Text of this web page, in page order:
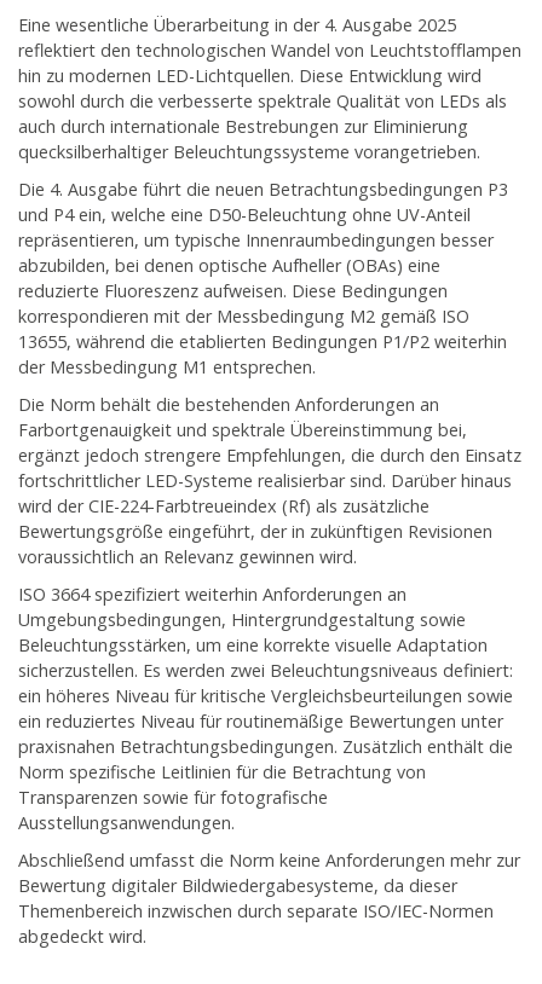
Eine wesentliche Überarbeitung in der 4. Ausgabe 2025
reflektiert den technologischen Wandel von Leuchtstofflampen
hin zu modernen LED-Lichtquellen. Diese Entwicklung wird
sowohl durch die verbesserte spektrale Qualität von LEDs als
auch durch internationale Bestrebungen zur Eliminierung
quecksilberhaltiger Beleuchtungssysteme vorangetrieben.
Die 4. Ausgabe führt die neuen Betrachtungsbedingungen P3
und P4 ein, welche eine D50-Beleuchtung ohne UV-Anteil
repräsentieren, um typische Innenraumbedingungen besser
abzubilden, bei denen optische Aufheller (OBAs) eine
reduzierte Fluoreszenz aufweisen. Diese Bedingungen
korrespondieren mit der Messbedingung M2 gemäß ISO
13655, während die etablierten Bedingungen P1/P2 weiterhin
der Messbedingung M1 entsprechen.
Die Norm behält die bestehenden Anforderungen an
Farbortgenauigkeit und spektrale Übereinstimmung bei,
ergänzt jedoch strengere Empfehlungen, die durch den Einsatz
fortschrittlicher LED-Systeme realisierbar sind. Darüber hinaus
wird der CIE-224-Farbtreueindex (Rf) als zusätzliche
Bewertungsgröße eingeführt, der in zukünftigen Revisionen
voraussichtlich an Relevanz gewinnen wird.
ISO 3664 spezifiziert weiterhin Anforderungen an
Umgebungsbedingungen, Hintergrundgestaltung sowie
Beleuchtungsstärken, um eine korrekte visuelle Adaptation
sicherzustellen. Es werden zwei Beleuchtungsniveaus definiert:
ein höheres Niveau für kritische Vergleichsbeurteilungen sowie
ein reduziertes Niveau für routinemäßige Bewertungen unter
praxisnahen Betrachtungsbedingungen. Zusätzlich enthält die
Norm spezifische Leitlinien für die Betrachtung von
Transparenzen sowie für fotografische
Ausstellungsanwendungen.
Abschließend umfasst die Norm keine Anforderungen mehr zur
Bewertung digitaler Bildwiedergabesysteme, da dieser
Themenbereich inzwischen durch separate ISO/IEC-Normen
abgedeckt wird.